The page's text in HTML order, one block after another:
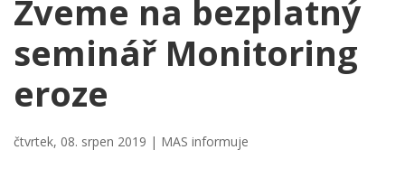
Zveme na bezplatný
seminář Monitoring
eroze
čtvrtek, 08. srpen 2019 | MAS informuje